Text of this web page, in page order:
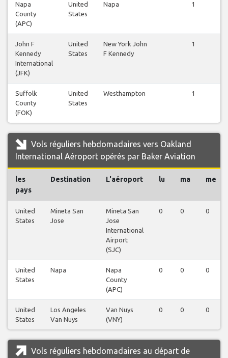
Napa
County
(APC)
United
States
Napa 1
John F
Kennedy
International
(JFK)
United
States
New York John
F Kennedy
1
Suffolk
County
(FOK)
United
States
Westhampton 1
Vols réguliers hebdomadaires vers Oakland
International Aéroport opérés par Baker Aviation
les
pays
Destination L'aéroport lu ma me
United
States
Mineta San
Jose
Mineta San
Jose
International
Airport
(SJC)
0 0 0
United
States
Napa
Napa
County
(APC)
0 0 0
United
States
Los Angeles
Van Nuys
Van Nuys
(VNY)
0 0 0
Vols réguliers hebdomadaires au départ de